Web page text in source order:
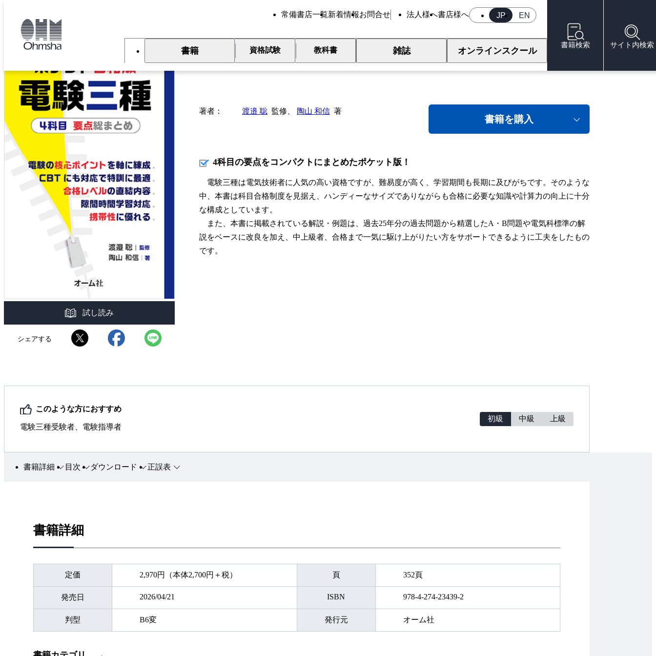
JP EN
常備書店一覧新着情報お問合せ 法人様へ書店様へ
書籍 資格試験 教科書 雑誌 オンラインスクール
書籍検索 サイト内検索
ポケット合格版 電験三種4科目 要点総まとめ
試し読み
シェアする
著者 渡邉 聡 監修、 陶山 和信 著
書籍を購入
4科目の要点をコンパクトにまとめたポケット版！
電験三種は電気技術者に人気の高い資格ですが、難易度が高く、学習期間も長期に及びがちです。そのような
中、本書は科目合格制度を見据え、ハンディーなサイズでありながらも合格に必要な知識や計算力の向上に十分
な構成としています。
また、本書に掲載されている解説・例題は、過去25年分の過去問題から精選したA・B問題や電気科標準の解
説をベースに改良を加え、中上級者、合格まで一気に駆け上がりたい方をサポートできるように工夫をしたもの
です。
このような方におすすめ
電験三種受験者、電験指導者
初級 中級 上級
書籍詳細 目次 ダウンロード 正誤表
書籍詳細
定価 2,970円（本体2,700円＋税） 頁 352頁
発売日 2026/04/21 ISBN 978-4-274-23439-2
判型 B6変 発行元 オーム社